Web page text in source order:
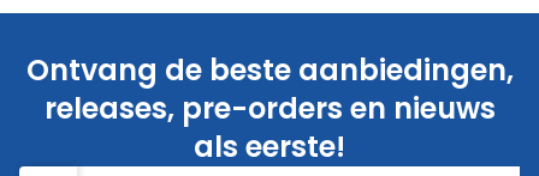
Ontvang de beste aanbiedingen,
releases, pre-orders en nieuws
als eerste!